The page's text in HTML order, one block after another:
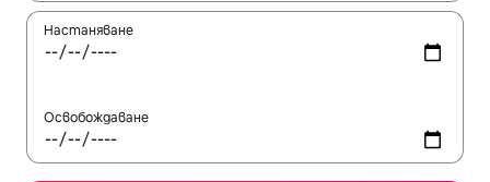
Настаняване
Освобождаване